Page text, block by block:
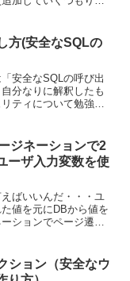
・ポート番号：
方(安全なSQLの
安全なSQLの呼び出
分なりに解釈したも
ティについて勉強し
ン(安全なSQLの呼び
ジネーションで2
ーザ入力変数を使
ばいいんだ・・・ユ
値を元にDBから値を
ションでページ遷移
ジ以降は「変数があり
が...
ション（安全なウ